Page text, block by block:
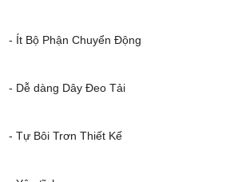
- Ít Bộ Phận Chuyển Động
- Dễ dàng Dây Đeo Tải
- Tự Bôi Trơn Thiết Kế